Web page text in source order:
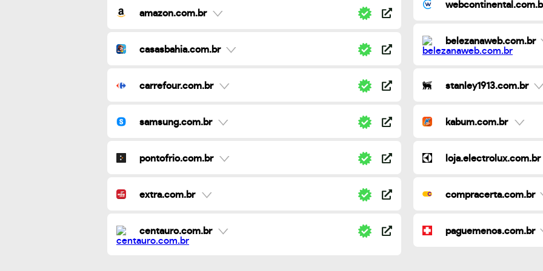
amazon.com.br
casasbahia.com.br
carrefour.com.br
samsung.com.br
pontofrio.com.br
extra.com.br
centauro.com.br
belezanaweb.com.br
stanley1913.com.br
kabum.com.br
loja.electrolux.com.br
compracerta.com.br
paguemenos.com.br